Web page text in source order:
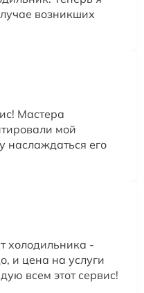
возникших
Мастера
мой
наслаждаться его
холодильника -
и цена на услуги
всем этот сервис!